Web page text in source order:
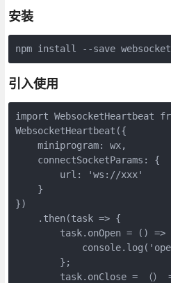
安装
npm install --save
引入使用
import WebsocketHeartbeat
WebsocketHeartbeat({
    miniprogram: wx,
    connectSocketParams: {
        url: 'ws://xxx'
    }
})
    .then(task => {
task.onOpen = () =>
        };
task.onClose = （）